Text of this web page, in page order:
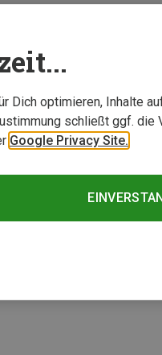
Dich optimieren, Inhalte
schließt ggf. die
Google Privacy Site.